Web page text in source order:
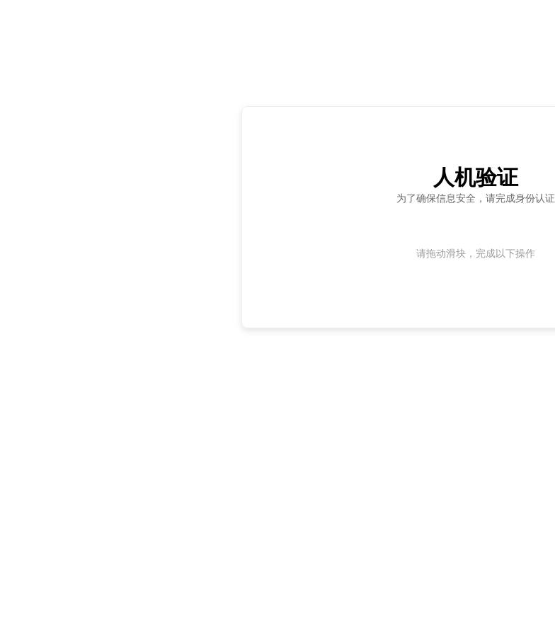
人机验证
为了确保信息安全，请完成身份认证
请拖动滑块，完成以下操作